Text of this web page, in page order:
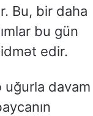
Bu, bir daha
bu gün
edir.
davam